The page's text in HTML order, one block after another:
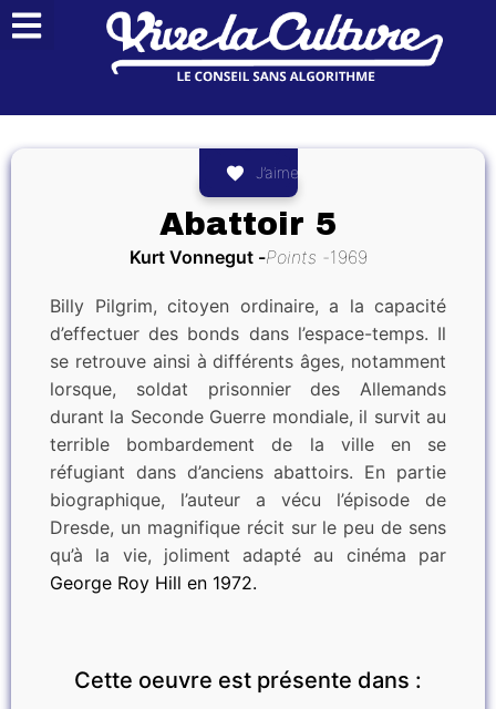
J’aime
Abattoir 5
Kurt Vonnegut Points 1969
Billy Pilgrim, citoyen ordinaire, a la capacité
d’effectuer des bonds dans l’espace-temps. Il
se retrouve ainsi à différents âges, notamment
lorsque, soldat prisonnier des Allemands
durant la Seconde Guerre mondiale, il survit au
terrible bombardement de la ville en se
réfugiant dans d’anciens abattoirs. En partie
biographique, l’auteur a vécu l’épisode de
Dresde, un magnifique récit sur le peu de sens
qu’à la vie, joliment adapté au cinéma par
George Roy Hill en 1972.
Cette oeuvre est présente dans :